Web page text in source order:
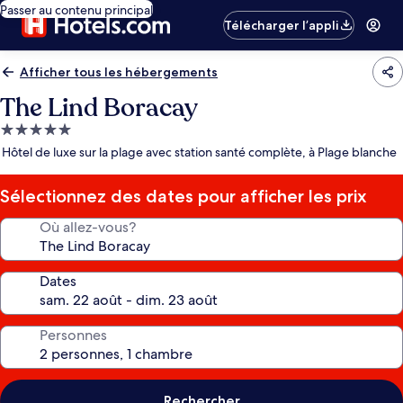
Passer au contenu principal
Télécharger l’appli
Afficher tous les hébergements
The Lind Boracay
Hébergement
5.0 étoiles
Hôtel de luxe sur la plage avec station santé complète, à Plage blanche
Sélectionnez des dates pour afficher les prix
Où allez-vous?
Dates
Personnes